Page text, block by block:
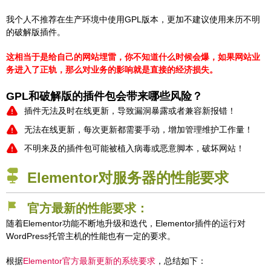
我个人不推荐在生产环境中使用GPL版本，更加不建议使用来历不明
的破解版插件。
这相当于是给自己的网站埋雷，你不知道什么时候会爆，如果网站业
务进入了正轨，那么对业务的影响就是直接的经济损失。
GPL和破解版的插件包会带来哪些风险？
插件无法及时在线更新，导致漏洞暴露或者兼容新报错！
无法在线更新，每次更新都需要手动，增加管理维护工作量！
不明来及的插件包可能被植入病毒或恶意脚本，破坏网站！
Elementor对服务器的性能要求
官方最新的性能要求：
随着Elementor功能不断地升级和迭代，Elementor插件的运行对
WordPress托管主机的性能也有一定的要求。
根据Elementor官方最新更新的系统要求 ，总结如下：